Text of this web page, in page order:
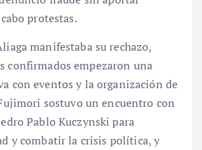
protestas.
manifestaba su rechazo,
confirmados empezaron una
con eventos y la organización de
sostuvo un encuentro con
Pablo Kuczynski para
y combatir la crisis política, y